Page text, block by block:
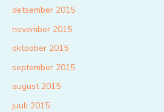
detsember 2015
november 2015
oktoober 2015
september 2015
august 2015
juuli 2015